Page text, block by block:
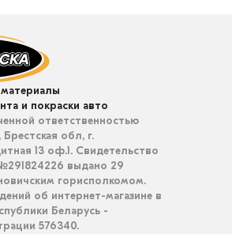
и покраски авто
ответственностью
обл, г.
13 оф.1. Свидетельство
выдано 29
горисполкомом.
об интернет-магазине в
Беларусь -
576340.